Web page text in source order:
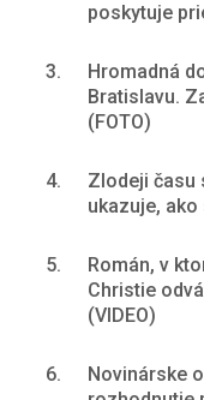
poskytuje
3.
Hromadná
Bratislavu.
(FOTO)
4.
Zlodeji času
ukazuje,
5.
Román, v
Christie
(VIDEO)
6.
Novinárske